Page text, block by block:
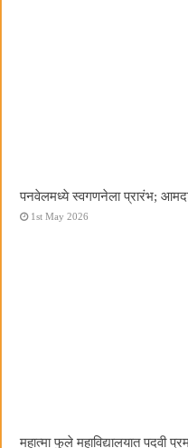
पनवेलमध्ये स्वगणनेला प्रारंभ;
1st May 2026
महात्मा फुले महाविद्यालयात पदवी